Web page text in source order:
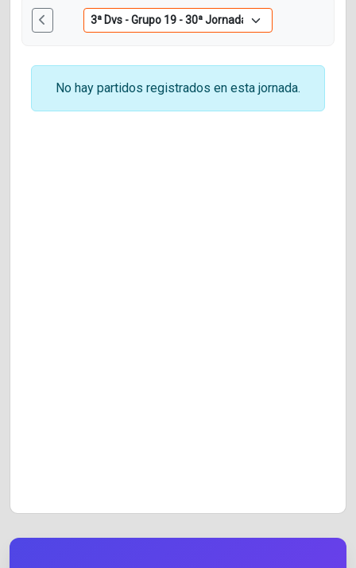
No hay partidos registrados en esta jornada.